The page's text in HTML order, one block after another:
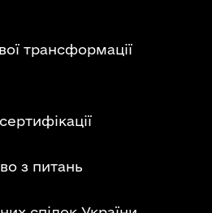
трансформації
з питань